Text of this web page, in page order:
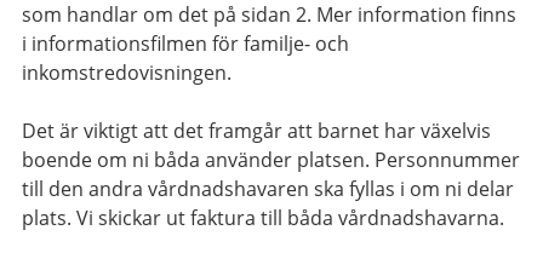
som handlar om det på sidan 2. Mer information finns
i informationsfilmen för familje- och
inkomstredovisningen.
Det är viktigt att det framgår att barnet har växelvis
boende om ni båda använder platsen. Personnummer
till den andra vårdnadshavaren ska fyllas i om ni delar
plats. Vi skickar ut faktura till båda vårdnadshavarna.